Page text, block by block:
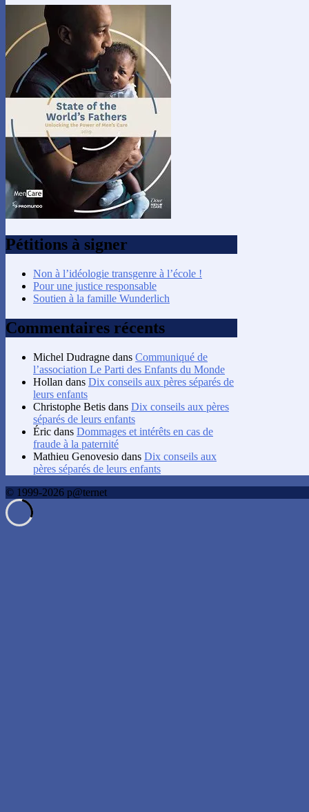
Pétitions à signer
Non à l’idéologie transgenre à l’école !
Pour une justice responsable
Soutien à la famille Wunderlich
Commentaires récents
Michel Dudragne dans Communiqué de
l’association Le Parti des Enfants du Monde
Hollan dans Dix conseils aux pères séparés de
leurs enfants
Christophe Betis dans Dix conseils aux pères
séparés de leurs enfants
Éric dans Dommages et intérêts en cas de
fraude à la paternité
Mathieu Genovesio dans Dix conseils aux
pères séparés de leurs enfants
© 1999-2026 p@ternet